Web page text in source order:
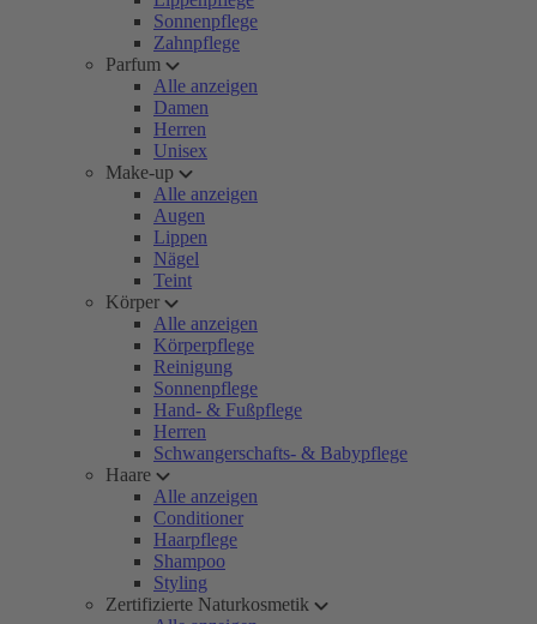
Sonnenpflege
Zahnpflege
Parfum
Alle anzeigen
Damen
Herren
Unisex
Make-up
Alle anzeigen
Augen
Lippen
Nägel
Teint
Körper
Alle anzeigen
Körperpflege
Reinigung
Sonnenpflege
Hand- & Fußpflege
Herren
Schwangerschafts- & Babypflege
Haare
Alle anzeigen
Conditioner
Haarpflege
Shampoo
Styling
Zertifizierte Naturkosmetik